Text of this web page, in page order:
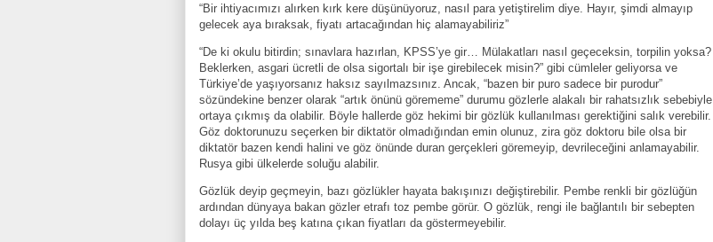
“Bir ihtiyacımızı alırken kırk kere düşünüyoruz, nasıl para yetiştirelim diye. Hayır, şimdi almayıp
gelecek aya bıraksak, fiyatı artacağından hiç alamayabiliriz”
“De ki okulu bitirdin; sınavlara hazırlan, KPSS’ye gir… Mülakatları nasıl geçeceksin, torpilin yoksa?
Beklerken, asgari ücretli de olsa sigortalı bir işe girebilecek misin?” gibi cümleler geliyorsa ve
Türkiye’de yaşıyorsanız haksız sayılmazsınız. Ancak, “bazen bir puro sadece bir purodur”
sözündekine benzer olarak “artık önünü görememe” durumu gözlerle alakalı bir rahatsızlık sebebiyle
ortaya çıkmış da olabilir. Böyle hallerde göz hekimi bir gözlük kullanılması gerektiğini salık verebilir.
Göz doktorunuzu seçerken bir diktatör olmadığından emin olunuz, zira göz doktoru bile olsa bir
diktatör bazen kendi halini ve göz önünde duran gerçekleri göremeyip, devrileceğini anlamayabilir.
Rusya gibi ülkelerde soluğu alabilir.
Gözlük deyip geçmeyin, bazı gözlükler hayata bakışınızı değiştirebilir. Pembe renkli bir gözlüğün
ardından dünyaya bakan gözler etrafı toz pembe görür. O gözlük, rengi ile bağlantılı bir sebepten
dolayı üç yılda beş katına çıkan fiyatları da göstermeyebilir.